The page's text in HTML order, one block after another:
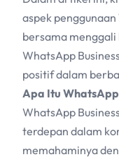
aspek
bersama
WhatsApp
positif dalam
Apa Itu WhatsApp
WhatsApp
terdepan dalam
memahaminya